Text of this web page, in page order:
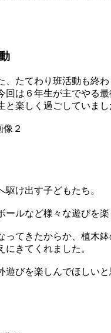
、たてわり班活動も終わ
は６年生が主でやる最
楽しく過ごしていまし
け出す子どもたち。
ルなど様々な遊びを楽
ってきたからか、植木
きてくれました。
びを楽しんでほしいと